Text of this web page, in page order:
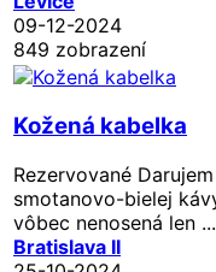
09-12-2024
849 zobrazení
Kožená kabelka
Rezervované
smotanovo-bielej
vôbec nenosená len ...
Bratislava II